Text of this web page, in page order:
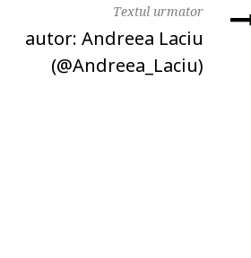
Textul urmator
autor: Andreea Laciu
(@Andreea_Laciu)